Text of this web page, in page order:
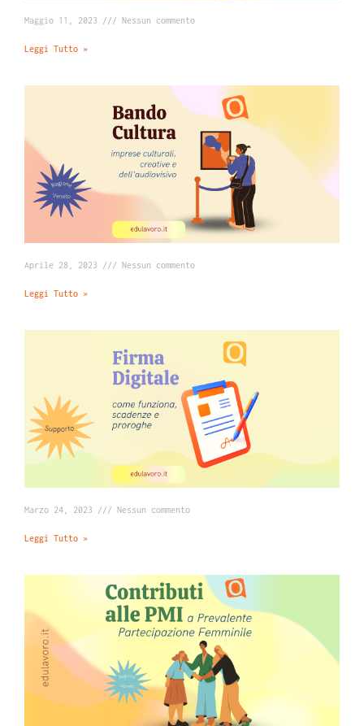
Maggio 11, 2023 Nessun commento
Leggi Tutto »
Aprile 28, 2023 Nessun commento
Leggi Tutto »
Marzo 24, 2023 Nessun commento
Leggi Tutto »